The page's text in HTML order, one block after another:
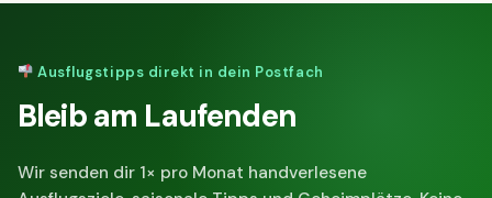
Ausflugstipps direkt in dein Postfach
Bleib am Laufenden
Wir senden dir 1× pro Monat handverlesene